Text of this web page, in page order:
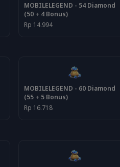
MOBILELEGEND - 54 Diamond
(50 + 4 Bonus)
Rp 14.994
MOBILELEGEND - 60 Diamond
(55 + 5 Bonus)
Rp 16.718